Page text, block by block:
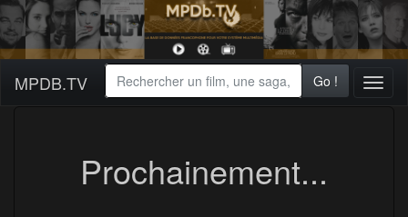
MPDB.TV Go !
Prochainement...